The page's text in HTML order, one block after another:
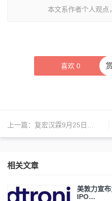
本文系作者个人观点
喜欢 0 赏
上一篇： 复宏汉霖9月25日在香港上市
相关文章
美敦力宣
IPO…